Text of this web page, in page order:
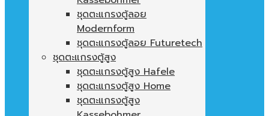
ชุดตะแกรงตู้ลอย
Modernform
ชุดตะแกรงตู้ลอย Futuretech
ชุดตะแกรงตู้สูง
ชุดตะแกรงตู้สูง Hafele
ชุดตะแกรงตู้สูง Home
ชุดตะแกรงตู้สูง